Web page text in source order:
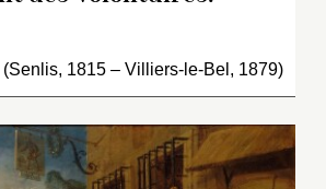
1815 – Villiers-le-Bel, 1879)